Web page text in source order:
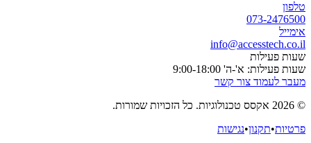
טלפון
073-2476500
אימייל
info@accesstech.co.il
שעות פעילות
שעות פעילות: א'-ה' 9:00-18:00
מעבר לעמוד צור קשר
© 2026 אקסס טכנולוגיות. כל הזכויות שמורות.
פרטיות•תקנון•נגישות